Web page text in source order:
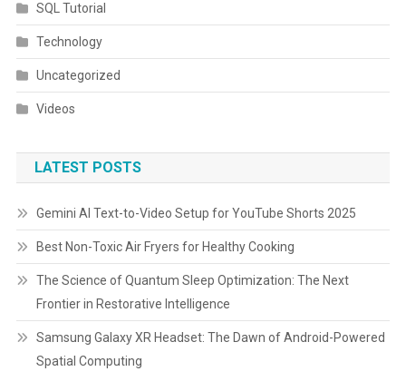
SQL Tutorial
Technology
Uncategorized
Videos
LATEST POSTS
Gemini AI Text-to-Video Setup for YouTube Shorts 2025
Best Non-Toxic Air Fryers for Healthy Cooking
The Science of Quantum Sleep Optimization: The Next
Frontier in Restorative Intelligence
Samsung Galaxy XR Headset: The Dawn of Android-Powered
Spatial Computing